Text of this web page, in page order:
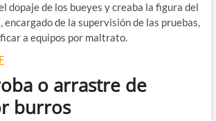
dopaje de los bueyes y creaba la figura del
de la supervisión de las pruebas,
a equipos por maltrato.
o arrastre de
burros